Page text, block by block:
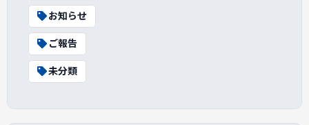
お知らせ
ご報告
未分類